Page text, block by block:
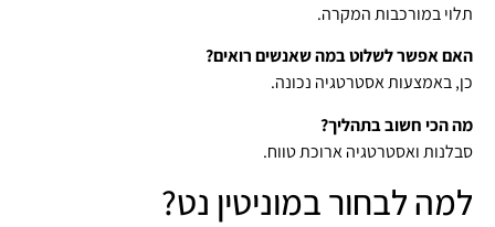
תלוי במורכבות המקרה.
האם אפשר לשלוט במה שאנשים רואים?
כן, באמצעות אסטרטגיה נכונה.
מה הכי חשוב בתהליך?
סבלנות ואסטרטגיה ארוכת טווח.
למה לבחור במוניטין נט?